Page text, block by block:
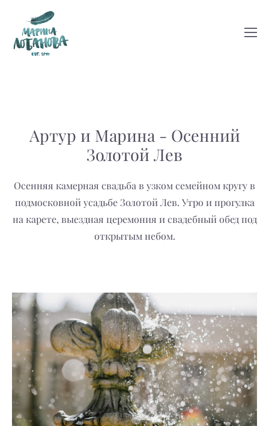
Артур и Марина - Осенний
Золотой Лев
Осенняя камерная свадьба в узком семейном кругу в
подмосковной усадьбе Золотой Лев. Утро и прогулка
на карете, выездная церемония и свадебный обед под
открытым небом.